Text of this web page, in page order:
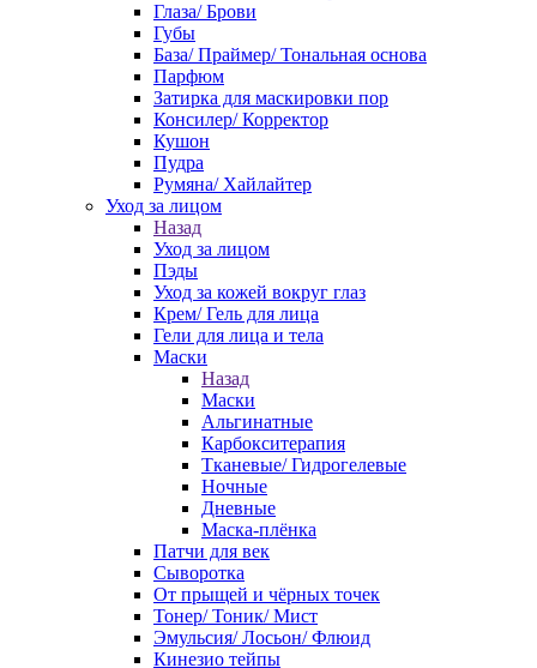
Глаза/ Брови
Губы
База/ Праймер/ Тональная основа
Парфюм
Затирка для маскировки пор
Консилер/ Корректор
Кушон
Пудра
Румяна/ Хайлайтер
Уход за лицом
Назад
Уход за лицом
Пэды
Уход за кожей вокруг глаз
Крем/ Гель для лица
Гели для лица и тела
Маски
Назад
Маски
Альгинатные
Карбокситерапия
Тканевые/ Гидрогелевые
Ночные
Дневные
Маска-плёнка
Патчи для век
Сыворотка
От прыщей и чёрных точек
Тонер/ Тоник/ Мист
Эмульсия/ Лосьон/ Флюид
Кинезио тейпы